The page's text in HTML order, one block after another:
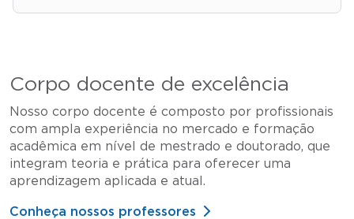
Corpo docente de excelência
Nosso corpo docente é composto por profissionais
com ampla experiência no mercado e formação
acadêmica em nível de mestrado e doutorado, que
integram teoria e prática para oferecer uma
aprendizagem aplicada e atual.
Conheça nossos professores